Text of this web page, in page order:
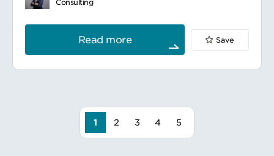
sustainability and digital innovation, we
provide solutions for business
environments around the world.
成果創出を担っていただきます。主な業務内
容:
プロジェクト戦略策定
プロジェクト進捗・課題・リスク管理など
海外拠点とのリエゾン（英語使用）
チームマネジメント（チームメンバー評価・
育成・指導など）
Consulting
Read more Save
1 2 3 4 5